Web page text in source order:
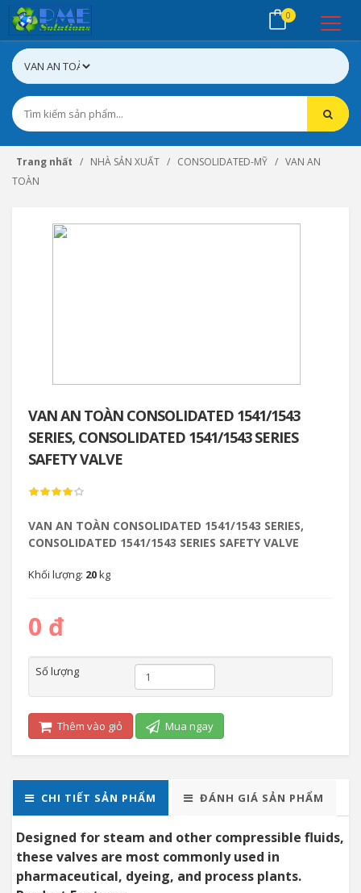
0
Trang nhất NHÀ SẢN XUẤT CONSOLIDATED-MỸ
VAN AN
TOÀN
VAN AN TOÀN CONSOLIDATED 1541/1543
SERIES, CONSOLIDATED 1541/1543 SERIES
SAFETY VALVE
VAN AN TOÀN CONSOLIDATED 1541/1543 SERIES,
CONSOLIDATED 1541/1543 SERIES SAFETY VALVE
Khối lượng: 20kg
0 đ
Số lượng
Thêm vào giỏ Mua ngay
CHI TIẾT SẢN PHẨM ĐÁNH GIÁ SẢN PHẨM
Designed for steam and other compressible fluids,
these valves are most commonly used in
pharmaceutical, dyeing, and process plants.